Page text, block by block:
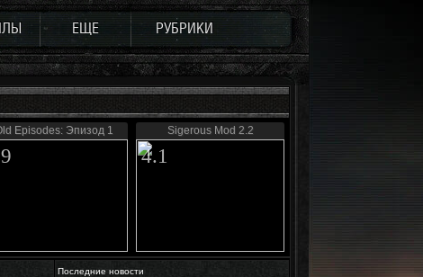
ЕЩЕ РУБРИКИ
Episodes: Эпизод 1 Sigerous Mod 2.2
4.1
Последние новости